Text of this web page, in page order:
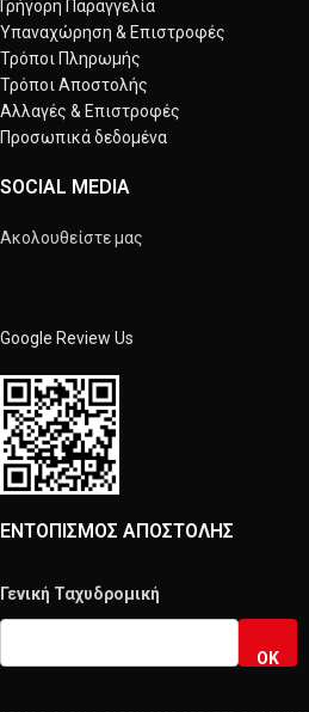
Γρήγορη Παραγγελία
Υπαναχώρηση & Επιστροφές
Τρόποι Πληρωμής
Τρόποι Αποστολής
Αλλαγές & Επιστροφές
Προσωπικά δεδομένα
SOCIAL MEDIA
Ακολουθείστε μας
Google Review Us
ΕΝΤΟΠΙΣΜΟΣ ΑΠΟΣΤΟΛΗΣ
Γενική Ταχυδρομική
OK